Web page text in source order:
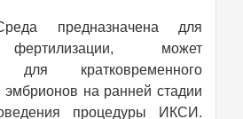
предназначена для
может
для кратковременного
эмбрионов на ранней стадии
процедуры ИКСИ.